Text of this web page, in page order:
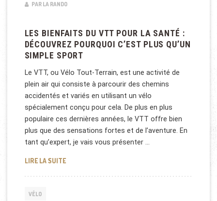
PAR LA RANDO
LES BIENFAITS DU VTT POUR LA SANTÉ :
DÉCOUVREZ POURQUOI C’EST PLUS QU’UN
SIMPLE SPORT
Le VTT, ou Vélo Tout-Terrain, est une activité de
plein air qui consiste à parcourir des chemins
accidentés et variés en utilisant un vélo
spécialement conçu pour cela. De plus en plus
populaire ces dernières années, le VTT offre bien
plus que des sensations fortes et de l’aventure. En
tant qu’expert, je vais vous présenter …
LIRE LA SUITELES BIENFAITS DU VTT POUR LA SANTÉ :
VÉLO